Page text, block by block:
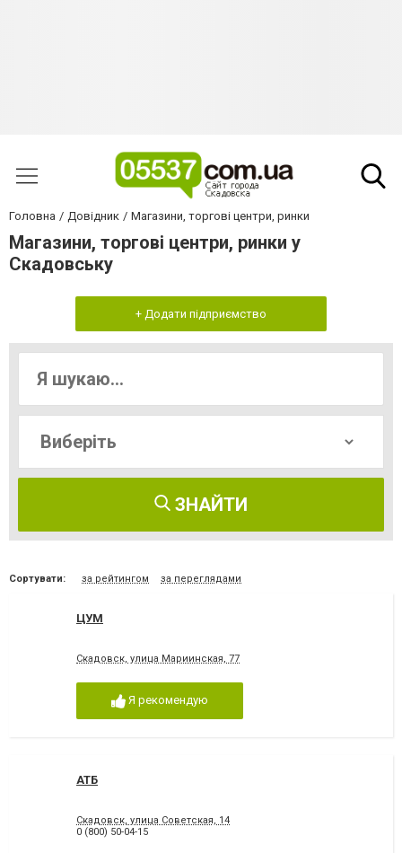
Головна Довідник Магазини, торгові центри, ринки
Магазини, торгові центри, ринки у
Скадовську
+ Додати підприємство
ЗНАЙТИ
Сортувати: за рейтингом за переглядами
ЦУМ
Скадовск, улица Мариинская, 77
Я рекомендую
АТБ
Скадовск, улица Советская, 14
0 (800) 50-04-15